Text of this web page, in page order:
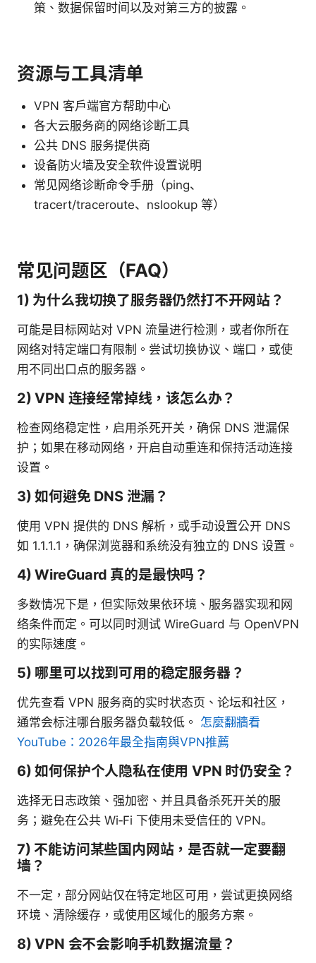
策、数据保留时间以及对第三方的披露。
资源与工具清单
VPN 客户端官方帮助中心
各大云服务商的网络诊断工具
公共 DNS 服务提供商
设备防火墙及安全软件设置说明
常见网络诊断命令手册（ping、
tracert/traceroute、nslookup 等）
常见问题区（FAQ）
1) 为什么我切换了服务器仍然打不开网站？
可能是目标网站对 VPN 流量进行检测，或者你所在
网络对特定端口有限制。尝试切换协议、端口，或使
用不同出口点的服务器。
2) VPN 连接经常掉线，该怎么办？
检查网络稳定性，启用杀死开关，确保 DNS 泄漏保
护；如果在移动网络，开启自动重连和保持活动连接
设置。
3) 如何避免 DNS 泄漏？
使用 VPN 提供的 DNS 解析，或手动设置公开 DNS
如 1.1.1.1，确保浏览器和系统没有独立的 DNS 设置。
4) WireGuard 真的是最快吗？
多数情况下是，但实际效果依环境、服务器实现和网
络条件而定。可以同时测试 WireGuard 与 OpenVPN
的实际速度。
5) 哪里可以找到可用的稳定服务器？
优先查看 VPN 服务商的实时状态页、论坛和社区，
通常会标注哪台服务器负载较低。 怎麼翻牆看
YouTube：2026年最全指南與VPN推薦
6) 如何保护个人隐私在使用 VPN 时仍安全？
选择无日志政策、强加密、并且具备杀死开关的服
务；避免在公共 Wi‑Fi 下使用未受信任的 VPN。
7) 不能访问某些国内网站，是否就一定要翻
墙？
不一定，部分网站仅在特定地区可用，尝试更换网络
环境、清除缓存，或使用区域化的服务方案。
8) VPN 会不会影响手机数据流量？